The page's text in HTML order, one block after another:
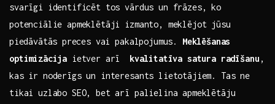
svarīgi identificēt tos vārdus un frāzes, ko
‌potenciālie apmeklētāji izmanto, meklējot jūsu
⁣piedāvātās⁣ preces vai pakalpojumus. Meklēšanas
optimizācija ietver arī ⁢ kvalitatīva satura radīšanu ,⁣
kas ir noderīgs un ‌interesants lietotājiem. Tas ne
tikai uzlabo SEO, bet arī palielina​ apmeklētāju